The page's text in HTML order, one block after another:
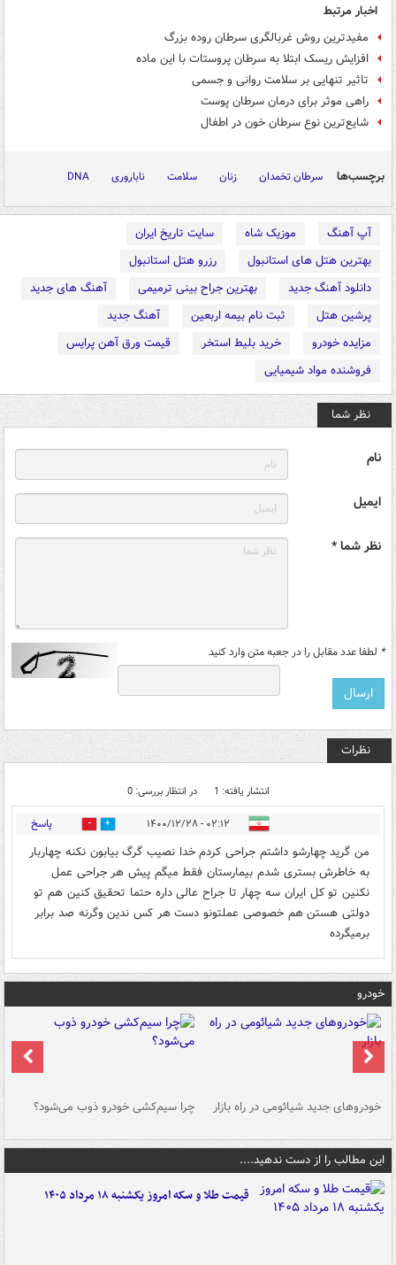
اخبار مرتبط
مفیدترین روش غربالگری سرطان روده بزرگ
افزایش ریسک ابتلا به سرطان پروستات با این ماده
تاثیر تنهایی بر سلامت روانی و جسمی
راهی موثر برای درمان سرطان پوست
شایع‌ترین نوع سرطان خون در اطفال
برچسب‌ها سرطان تخمدان زنان سلامت ناباروری DNA
آپ آهنگ موزیک شاه
سایت تاریخ ایران
بهترین هتل های استانبول
رزرو هتل استانبول
دانلود آهنگ جدید
بهترین جراح بینی ترمیمی
آهنگ های جدید
پرشین هتل
ثبت نام بیمه اربعین
آهنگ جدید
مزایده خودرو
خرید بلیط استخر
قیمت ورق آهن پرایس
فروشنده مواد شیمیایی
نظر شما
نام
ایمیل
نظر شما *
* لطفا عدد مقابل را در جعبه متن وارد کنید
نظرات
انتشار یافته: 1 در انتظار بررسی: 0
۰۲:۱۲ - ۱۴۰۰/۱۲/۲۸ 0 پاسخ
من گرید چهارشو داشتم جراحی کردم خدا نصیب گرگ بیابون نکنه چهاربار
به خاطرش بستری شدم بیمارستان فقط میگم پیش هر جراحی عمل
نکنین تو کل ایران سه چهار تا جراح عالی داره حتما تحقیق کنین هم تو
دولتی هستن هم خصوصی عملتونو دست هر کس ندین وگرنه صد برابر
برمیگرده
خودرو
خودروهای جدید شیائومی در راه بازار چرا سیم‌کشی خودرو ذوب می‌شود؟
این مطالب را از دست ندهید....
قیمت طلا و سکه امروز یکشنبه ۱۸ مرداد ۱۴۰۵